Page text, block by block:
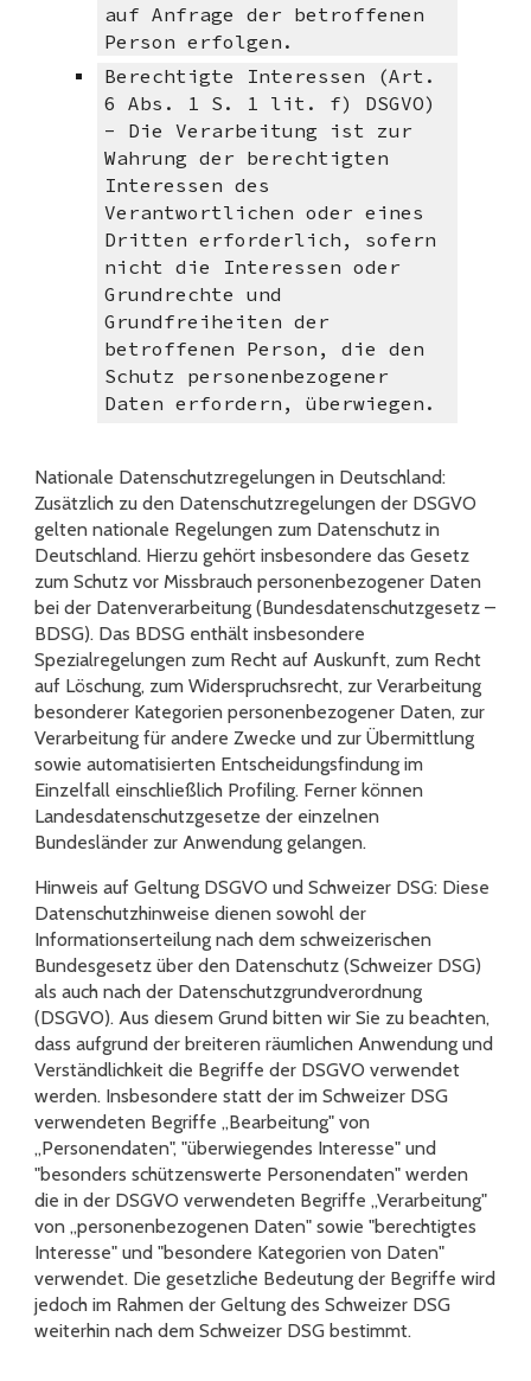
auf Anfrage der betroffenen
Person erfolgen.
Berechtigte Interessen (Art.
6 Abs. 1 S. 1 lit. f) DSGVO)
- Die Verarbeitung ist zur
Wahrung der berechtigten
Interessen des
Verantwortlichen oder eines
Dritten erforderlich, sofern
nicht die Interessen oder
Grundrechte und
Grundfreiheiten der
betroffenen Person, die den
Schutz personenbezogener
Daten erfordern, überwiegen.
Nationale Datenschutzregelungen in Deutschland:
Zusätzlich zu den Datenschutzregelungen der DSGVO
gelten nationale Regelungen zum Datenschutz in
Deutschland. Hierzu gehört insbesondere das Gesetz
zum Schutz vor Missbrauch personenbezogener Daten
bei der Datenverarbeitung (Bundesdatenschutzgesetz –
BDSG). Das BDSG enthält insbesondere
Spezialregelungen zum Recht auf Auskunft, zum Recht
auf Löschung, zum Widerspruchsrecht, zur Verarbeitung
besonderer Kategorien personenbezogener Daten, zur
Verarbeitung für andere Zwecke und zur Übermittlung
sowie automatisierten Entscheidungsfindung im
Einzelfall einschließlich Profiling. Ferner können
Landesdatenschutzgesetze der einzelnen
Bundesländer zur Anwendung gelangen.
Hinweis auf Geltung DSGVO und Schweizer DSG: Diese
Datenschutzhinweise dienen sowohl der
Informationserteilung nach dem schweizerischen
Bundesgesetz über den Datenschutz (Schweizer DSG)
als auch nach der Datenschutzgrundverordnung
(DSGVO). Aus diesem Grund bitten wir Sie zu beachten,
dass aufgrund der breiteren räumlichen Anwendung und
Verständlichkeit die Begriffe der DSGVO verwendet
werden. Insbesondere statt der im Schweizer DSG
verwendeten Begriffe „Bearbeitung" von
„Personendaten", "überwiegendes Interesse" und
"besonders schützenswerte Personendaten" werden
die in der DSGVO verwendeten Begriffe „Verarbeitung"
von „personenbezogenen Daten" sowie "berechtigtes
Interesse" und "besondere Kategorien von Daten"
verwendet. Die gesetzliche Bedeutung der Begriffe wird
jedoch im Rahmen der Geltung des Schweizer DSG
weiterhin nach dem Schweizer DSG bestimmt.